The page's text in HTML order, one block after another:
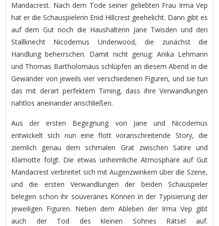
Mandacrest. Nach dem Tode seiner geliebten Frau Irma Vep
hat er die Schauspielerin Enid Hillcrest geehelicht. Dann gibt es
auf dem Gut noch die Haushälterin Jane Twisden und den
Stallknecht Nicodemus Underwood, die zunächst die
Handlung beherrschen. Damit nicht genug: Anika Lehmann
und Thomas Bartholomäus schlüpfen an diesem Abend in die
Gewänder von jeweils vier verschiedenen Figuren, und sie tun
das mit derart perfektem Timing, dass ihre Verwandlungen
nahtlos aneinander anschließen.
Aus der ersten Begegnung von Jane und Nicodemus
entwickelt sich nun eine flott voranschreitende Story, die
ziemlich genau dem schmalen Grat zwischen Satire und
Klamotte folgt. Die etwas unheimliche Atmosphäre auf Gut
Mandacrest verbreitet sich mit Augenzwinkern über die Szene,
und die ersten Verwandlungen der beiden Schauspieler
belegen schon ihr souveränes Können in der Typisierung der
jeweiligen Figuren. Neben dem Ableben der Irma Vep gibt
auch der Tod des kleinen Sohnes Rätsel auf.